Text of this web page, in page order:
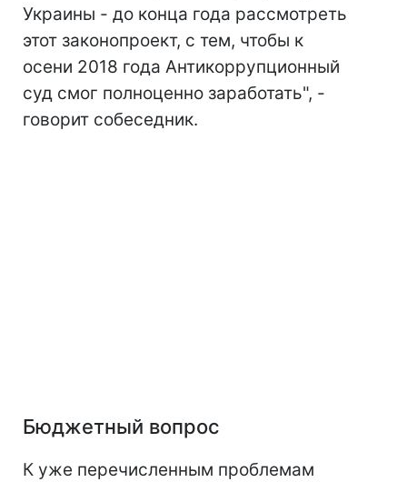
Украины - до конца года рассмотреть
этот законопроект, с тем, чтобы к
осени 2018 года Антикоррупционный
суд смог полноценно заработать", -
говорит собеседник.
Бюджетный вопрос
К уже перечисленным проблемам